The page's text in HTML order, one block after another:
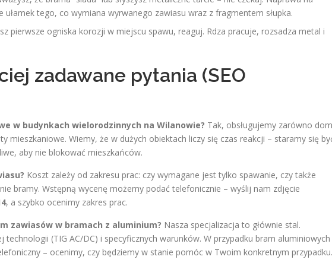
ułamek tego, co wymiana wyrwanego zawiasu wraz z fragmentem słupka.
pierwsze ogniska korozji w miejscu spawu, reaguj. Rdza pracuje, rozsadza metal i
zadawane pytania (SEO
w budynkach wielorodzinnych na Wilanowie? Tak, obsługujemy zarówno
mieszkaniowe. Wiemy, że w dużych obiektach liczy się czas reakcji – staramy się
aby nie blokować mieszkańców.
Koszt zależy od zakresu prac: czy wymagane jest tylko spawanie, czy także
bramy. Wstępną wycenę możemy podać telefonicznie – wyślij nam zdjęcie
, a szybko ocenimy zakres prac.
zawiasów w bramach z aluminium? Nasza specjalizacja to głównie stal.
technologii (TIG AC/DC) i specyficznych warunków. W przypadku bram aluminiowych
– ocenimy, czy będziemy w stanie pomóc w Twoim konkretnym przypadku.